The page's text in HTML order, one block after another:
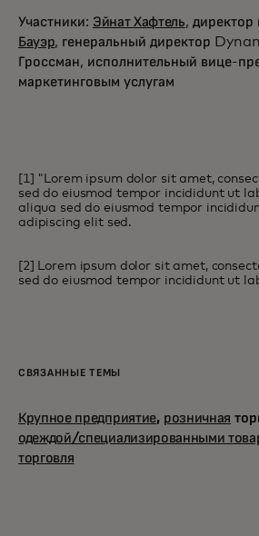
Участники: Эйнат Хафтель, директор
Бауэр, генеральный директор
Гроссман, исполнительный вице-
маркетинговым услугам
[1] "Lorem ipsum dolor sit amet,
sed do eiusmod tempor incididunt ut
aliqua sed do eiusmod tempor
adipiscing elit sed.
[2] Lorem ipsum dolor sit amet,
sed do eiusmod tempor incididunt ut
СВЯЗАННЫЕ ТЕМЫ
Крупное предприятие, розничная
одеждой/специализированными
торговля